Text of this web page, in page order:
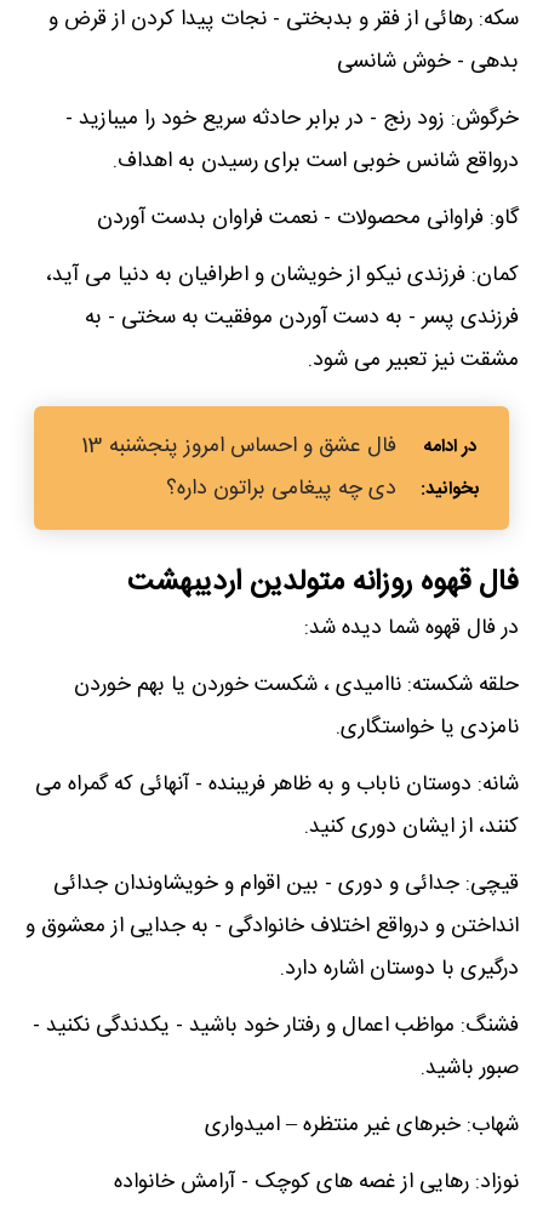
سکه: رهائی از فقر و بدبختی - نجات پیدا کردن از قرض و
بدهی - خوش شانسی
خرگوش: زود رنج - در برابر حادثه سریع خود را میبازید -
درواقع شانس خوبی است برای رسیدن به اهداف.
گاو: فراوانی محصولات - نعمت فراوان بدست آوردن
کمان: فرزندی نیکو از خویشان و اطرافیان به دنیا می آید،
فرزندی پسر - به دست آوردن موفقیت به سختی - به
مشقت نیز تعبیر می شود.
فال عشق و احساس امروز پنجشنبه 13
دی چه پیغامی براتون داره؟
فال قهوه روزانه متولدین اردیبهشت
در فال قهوه شما دیده شد:
حلقه شکسته: ناامیدی ، شکست خوردن یا بهم خوردن
نامزدی یا خواستگاری.
شانه: دوستان ناباب و به ظاهر فریبنده - آنهائی که گمراه می
کنند، از ایشان دوری کنید.
قیچی: جدائی و دوری - بین اقوام و خویشاوندان جدائی
انداختن و درواقع اختلاف خانوادگی - به جدایی از معشوق و
درگیری با دوستان اشاره دارد.
فشنگ: مواظب اعمال و رفتار خود باشید - یکدندگی نکنید -
صبور باشید.
شهاب: خبرهای غیر منتظره – امیدواری
نوزاد: رهایی از غصه های کوچک - آرامش خانواده